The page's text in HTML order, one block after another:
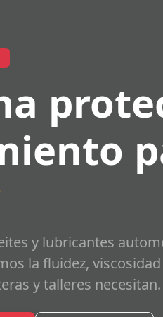
y lubricantes
la fluidez,
y talleres necesitan.